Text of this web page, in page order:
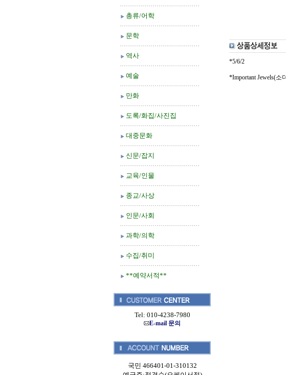
총류/어학
문학
역사
예술
만화
도록/화집/사진집
대중문화
신문/잡지
교육/인물
종교/사상
인문/사회
과학/의학
수집/취미
**예약서적**
Tel: 010-4238-7980
E-mail 문의
국민 466401-01-310132
*5/6/2
*Important Jewels(소